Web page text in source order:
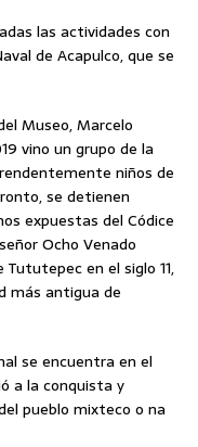
las actividades con
de Acapulco, que se
Museo, Marcelo
vino un grupo de la
niños de
se detienen
expuestas del Códice
Ocho Venado
Tututepec en el siglo 11,
más antigua de
se encuentra en el
a la conquista y
pueblo mixteco o na